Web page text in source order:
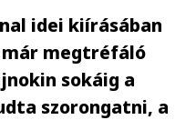
idei kiírásában
már megtréfáló
sokáig a
szorongatni, a